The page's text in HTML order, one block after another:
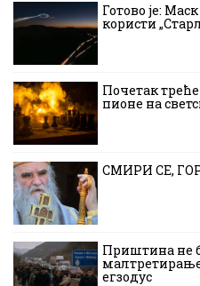
Готово је:
користи
Почетак
пионе на
СМИРИ СЕ,
Приштина не
егзодус